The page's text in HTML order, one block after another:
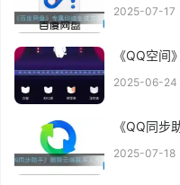
2025-07-17
《QQ空间
2025-06-24
《QQ同步
2025-07-18